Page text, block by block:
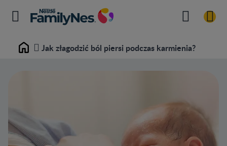
Home Jak złagodzić ból piersi podczas karmienia?